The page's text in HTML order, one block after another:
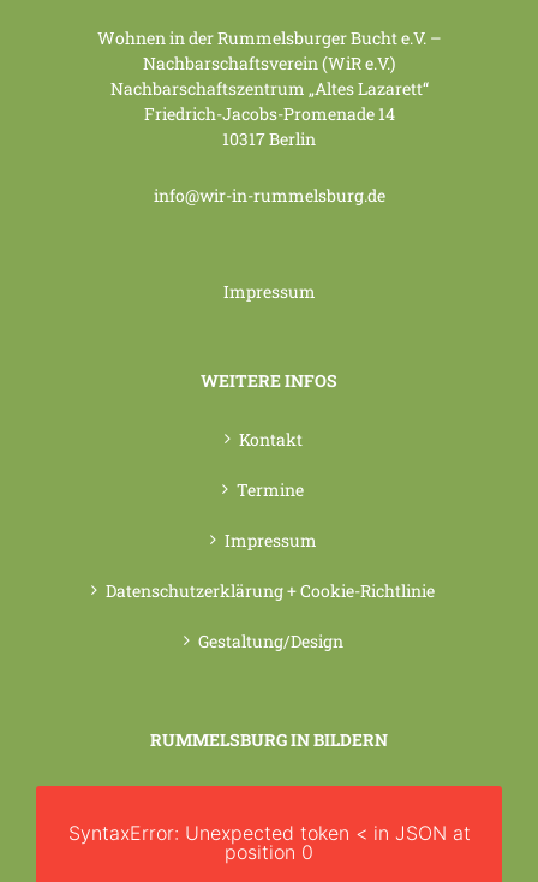
Wohnen in der Rummelsburger Bucht e.V. –
Nachbarschaftsverein (WiR e.V.)
Nachbarschaftszentrum „Altes Lazarett“
Friedrich-Jacobs-Promenade 14
10317 Berlin
info@wir-in-rummelsburg.de
Impressum
WEITERE INFOS
Kontakt
Termine
Impressum
Datenschutzerklärung + Cookie-Richtlinie
Gestaltung/Design
RUMMELSBURG IN BILDERN
SyntaxError: Unexpected token < in JSON at
position 0